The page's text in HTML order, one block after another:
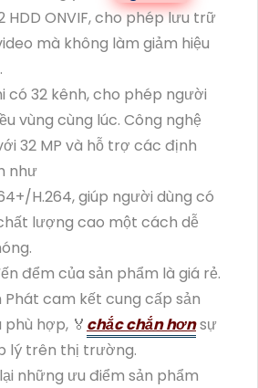
ONVIF, cho phép lưu trữ
mà không làm giảm hiệu
có 32 kênh, cho phép người
vùng cùng lúc. Công nghệ
32 MP và hỗ trợ các định
như
H.264, giúp người dùng có
lượng cao một cách dễ
đểm của sản phẩm là giá rẻ.
Phát cam kết cung cấp sản
hợp, ️🏅️ chắc chắn hơnsự
lý trên thị trường.
những ưu điểm sản phẩm